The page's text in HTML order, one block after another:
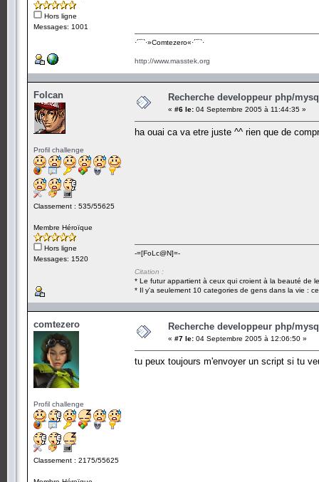
Hors ligne
Messages: 1001
·´¯`·­»Comtezero«­·´¯`·
http://www.masstek.org
Folcan
Profil challenge
Classement : 535/55625
Membre Héroïque
Hors ligne
Messages: 1520
Recherche developpeur php/
« #6 le: 04 Septembre 2005 à 11:44:35 »
ha ouai ca va etre juste ^^ rien que de
-=[FoLc@N]=-
Citation :
* Le futur appartient à ceux qui croient à la beauté de
* Il y'a seulement 10 categories de gens dans la vie :
comtezero
Profil challenge
Classement : 2175/55625
Recherche developpeur php/
« #7 le: 04 Septembre 2005 à 12:06:50 »
tu peux toujours m'envoyer un script si tu